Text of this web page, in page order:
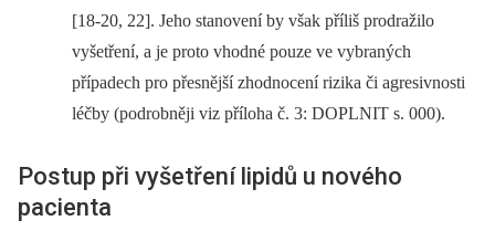
[18-20, 22]. Jeho stanovení by však příliš prodražilo
vyšetření, a je proto vhodné pouze ve vybraných
případech pro přesnější zhodnocení rizika či agresivnosti
léčby (podrobněji viz příloha č. 3: DOPLNIT s. 000).
Postup při vyšetření lipidů u nového
pacienta